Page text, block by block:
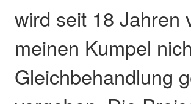
wird seit 18 Jahren
meinen Kumpel
Gleichbehandlung